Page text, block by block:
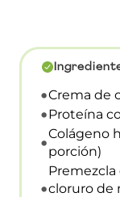
Crema de
Proteína
Colágeno
porción)
Premezcla
cloruro de